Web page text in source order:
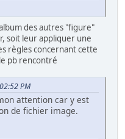
des autres "figure"
soit leur appliquer une
règles concernant cette
pb rencontré
PM
attention car y est
de fichier image.